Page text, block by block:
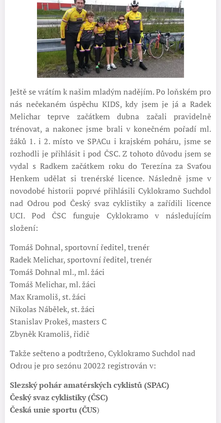
Ještě se vrátím k našim mladým nadějím. Po loňském pro
nás nečekaném úspěchu KIDS, kdy jsem je já a Radek
Melichar teprve začátkem dubna začali pravidelně
trénovat, a nakonec jsme brali v konečném pořadí ml.
žáků 1. i 2. místo ve SPACu i krajském poháru, jsme se
rozhodli je přihlásit i pod ČSC. Z tohoto důvodu jsem se
vydal s Radkem začátkem roku do Terezína za Svaťou
Henkem udělat si trenérské licence. Následně jsme v
novodobé historii poprvé přihlásili Cyklokramo Suchdol
nad Odrou pod Český svaz cyklistiky a zařídili licence
UCI. Pod ČSC funguje Cyklokramo v následujícím
složení:
Tomáš Dohnal, sportovní ředitel, trenér
Radek Melichar, sportovní ředitel, trenér
Tomáš Dohnal ml., ml. žáci
Tomáš Melichar, ml. žáci
Max Kramoliš, st. žáci
Nikolas Nábělek, st. žáci
Stanislav Prokeš, masters C
Zbyněk Kramoliš, řidič
Takže sečteno a podtrženo, Cyklokramo Suchdol nad
Odrou je pro sezónu 20022 registrován v:
Slezský pohár amatérských cyklistů (SPAC)
Český svaz cyklistiky (ČSC)
Česká unie sportu (ČUS)